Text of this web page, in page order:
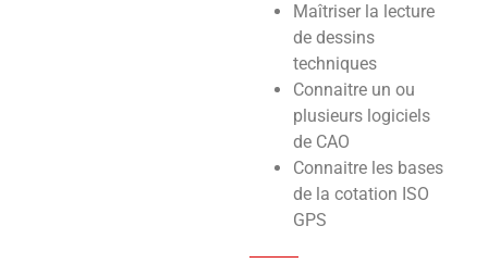
Maîtriser la lecture
de dessins
techniques
Connaitre un ou
plusieurs logiciels
de CAO
Connaitre les bases
de la cotation ISO
GPS